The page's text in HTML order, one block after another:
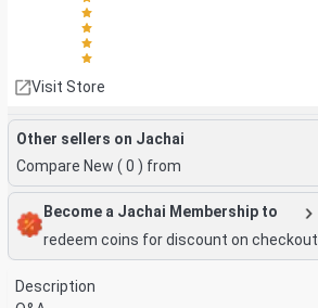
Visit Store
Other sellers on Jachai
Compare New ( 0 ) from
Become a Jachai Membership to
redeem coins for discount on checkout
Description